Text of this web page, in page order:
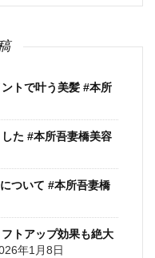
トで叶う美髪 #本所
た #本所吾妻橋美容
ついて #本所吾妻橋
トアップ効果も絶大
年1月8日